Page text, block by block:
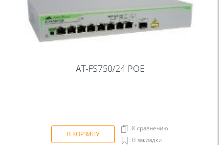
AT-FS750/24 POE
В КОРЗИНУ
К сравнению
В закладки